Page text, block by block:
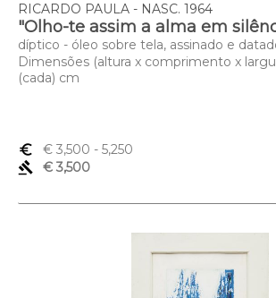
RICARDO PAULA - NASC. 1964
"Olho-te assim a alma em
díptico - óleo sobre tela, assinado e
Dimensões (altura x comprimento x
(cada) cm
euro_symbol € 3,500 - 5,250
gavel
€ 3,500